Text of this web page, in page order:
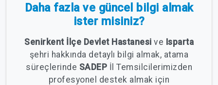
Daha fazla ve güncel bilgi almak
ister misiniz?
Senirkent İlçe Devlet Hastanesi ve Isparta
şehri hakkında detaylı bilgi almak, atama
süreçlerinde SADEP İl Temsilcilerimizden
profesyonel destek almak için